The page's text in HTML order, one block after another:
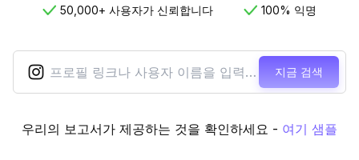
50,000+ 사용자가 신뢰합니다 100% 익명
지금 검색
우리의 보고서가 제공하는 것을 확인하세요 - 여기 샘플